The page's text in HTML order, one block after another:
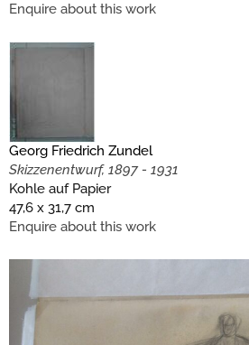
Enquire about this work
Georg Friedrich Zundel
Skizzenentwurf, 1897 - 1931
Kohle auf Papier
47,6 x 31,7 cm
Enquire about this work